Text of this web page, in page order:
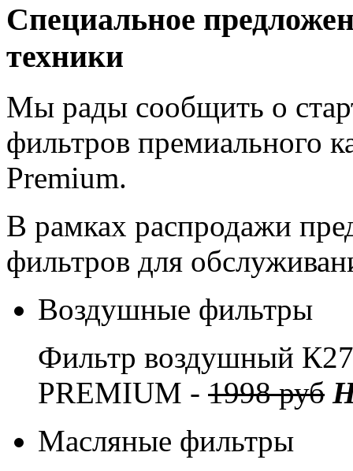
Специальное
техники
Мы рады сообщить о
фильтров премиального
Premium.
В рамках распродажи
фильтров для
Воздушные фильтры
Фильтр воздушный
PREMIUM - 1998 руб
Масляные фильтры